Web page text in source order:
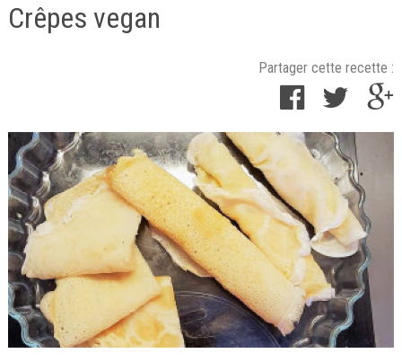
Crêpes vegan
Partager cette recette :